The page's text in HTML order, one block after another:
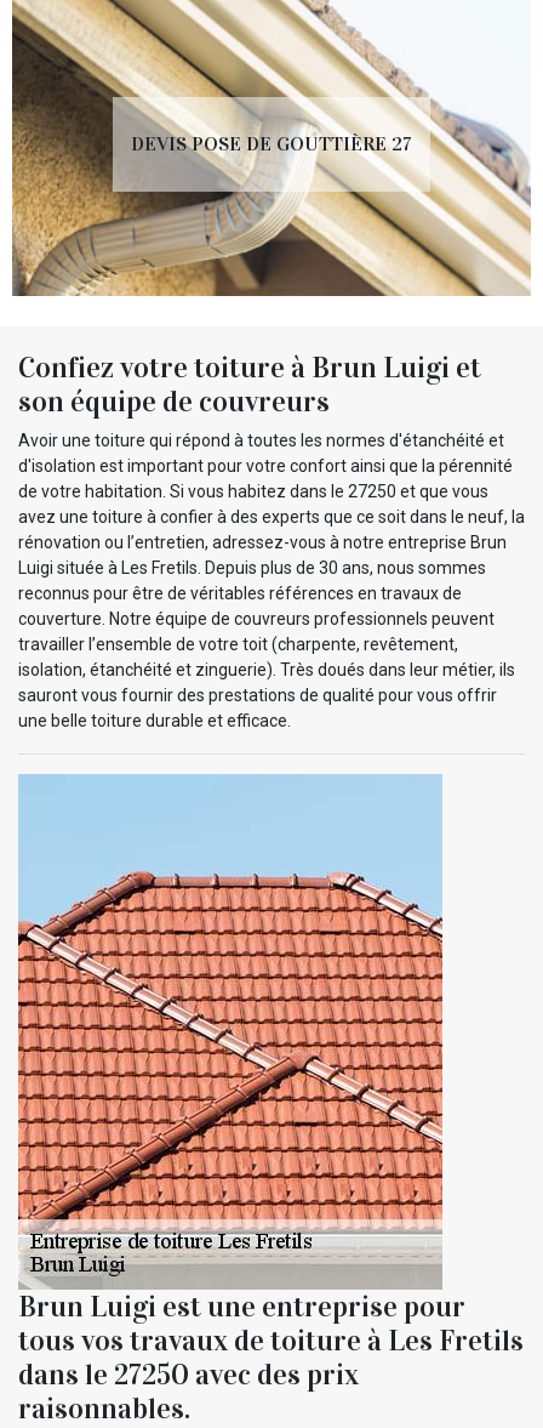
DEVIS POSE DE GOUTTIÈRE 27
Confiez votre toiture à Brun Luigi et
son équipe de couvreurs
Avoir une toiture qui répond à toutes les normes d'étanchéité et
d'isolation est important pour votre confort ainsi que la pérennité
de votre habitation. Si vous habitez dans le 27250 et que vous
avez une toiture à confier à des experts que ce soit dans le neuf, la
rénovation ou l’entretien, adressez-vous à notre entreprise Brun
Luigi située à Les Fretils. Depuis plus de 30 ans, nous sommes
reconnus pour être de véritables références en travaux de
couverture. Notre équipe de couvreurs professionnels peuvent
travailler l’ensemble de votre toit (charpente, revêtement,
isolation, étanchéité et zinguerie). Très doués dans leur métier, ils
sauront vous fournir des prestations de qualité pour vous offrir
une belle toiture durable et efficace.
Brun Luigi est une entreprise pour
tous vos travaux de toiture à Les Fretils
dans le 27250 avec des prix
raisonnables.